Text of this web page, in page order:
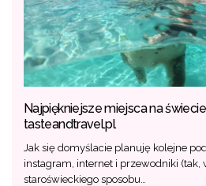
Najpiękniejsze miejsca na
tasteandtravel.pl
Jak się domyślacie planuję kolejne
instagram, internet i przewodniki (tak,
staroświeckiego sposobu…